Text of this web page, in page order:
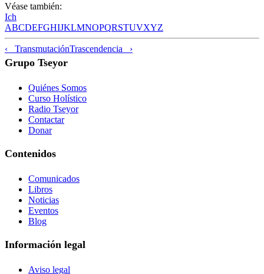
Véase también:
Ich
ABCDEFGHIJKLMNOPQRSTUVXYZ
‹ TransmutaciónTrascendencia ›
Grupo Tseyor
Quiénes Somos
Curso Holístico
Radio Tseyor
Contactar
Donar
Contenidos
Comunicados
Libros
Noticias
Eventos
Blog
Información legal
Aviso legal